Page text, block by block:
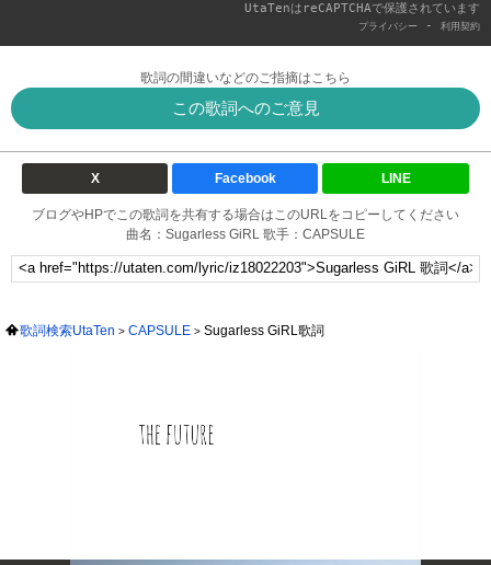
UtaTenはreCAPTCHAで保護されています
プライバシー - 利用契約
歌詞の間違いなどのご指摘はこちら
この歌詞へのご意見
X Facebook LINE
ブログやHPでこの歌詞を共有する場合はこのURLをコピーしてください
曲名：Sugarless GiRL 歌手：CAPSULE
歌詞検索UtaTen CAPSULE Sugarless GiRL歌詞